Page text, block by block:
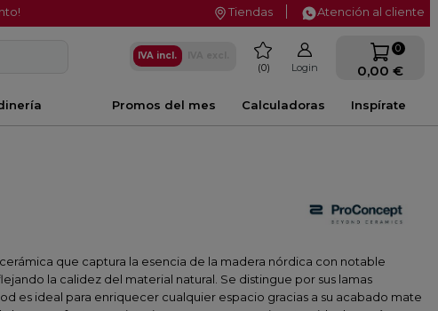
Tiendas Atención al cliente
IVA incl. favorite
0 Login
0
0,00 €
Inspírate
Calculadoras
Promos del mes
que captura la esencia de la madera nórdica con notable
la calidez del material natural. Se distingue por sus lamas
es ideal para enriquecer cualquier espacio gracias a su acabado mate